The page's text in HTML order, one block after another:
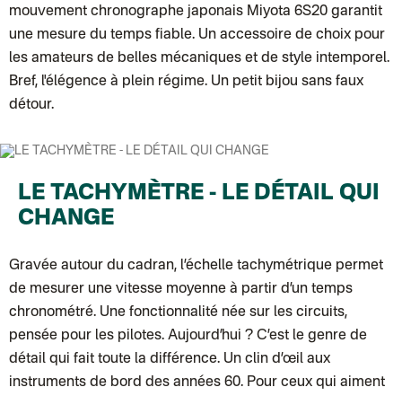
Lettre suivie (expédition La Poupette à Paillettes)
Colissimo suivi (expédition Toi-même)
Lettre suivie (expédition par Noémie, la créatrice)
Colissimo suivi (expédition Zebrabook)
Lettre suivie (expédition April Eleven)
Colissimo suivi (expédition Petit Coq)
Lettre Suivie (expédition Atelier Wagram)
Lettre suivie (expédition Atelier Aismée)
DPD colis suivi (expédition Bounce)
DPD colis suivi (expédition La Boîte Concept)
Colis suivi (expédition Loia)
Colissimo suivi (expédition Connoisseur)
Colis suivi GLS (expédition Tikino)
Colissimo suivi (expédition April Eleven)
Belgique
Lettre prioritaire
Colissimo suivi (expédition par Yamayama) : Livraison à votre
Chronopost Belgique
Colissimo suivi (expédition par Tot)
: Livraison à votre domicile,
Chronopost - Livraison express à domicile: Colis livré en 1 à 3
mouvement chronographe japonais Miyota 6S20 garantit
une mesure du temps fiable. Un accessoire de choix pour
les amateurs de belles mécaniques et de style intemporel.
Bref, l'élégence à plein régime. Un petit bijou sans faux
détour.
LE TACHYMÈTRE - LE DÉTAIL QUI
CHANGE
Gravée autour du cadran, l’échelle tachymétrique permet
de mesurer une vitesse moyenne à partir d’un temps
chronométré. Une fonctionnalité née sur les circuits,
pensée pour les pilotes. Aujourd’hui ? C’est le genre de
détail qui fait toute la différence. Un clin d’œil aux
instruments de bord des années 60. Pour ceux qui aiment